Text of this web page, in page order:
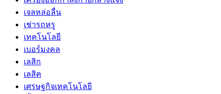
เจลหล่อลื่น
เช่ารถหรู
เทคโนโลยี
เบอร์มงคล
เลสิก
เลสิค
เศรษฐกิจเทคโนโลยี